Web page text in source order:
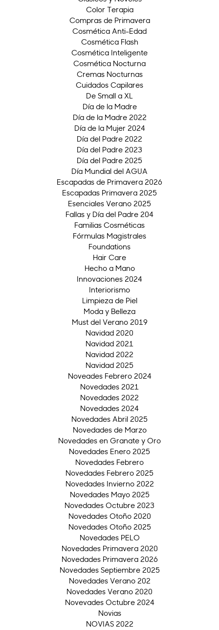
Color Terapia
Compras de Primavera
Cosmética Anti-Edad
Cosmética Flash
Cosmética Inteligente
Cosmética Nocturna
Cremas Nocturnas
Cuidados Capilares
De Small a XL
Día de la Madre
Día de la Madre 2022
Día de la Mujer 2024
Día del Padre 2022
Día del Padre 2023
Día del Padre 2025
Día Mundial del AGUA
Escapadas de Primavera 2026
Escapadas Primavera 2025
Esenciales Verano 2025
Fallas y Día del Padre 204
Familias Cosméticas
Fórmulas Magistrales
Foundations
Hair Care
Hecho a Mano
Innovaciones 2024
Interiorismo
Limpieza de Piel
Moda y Belleza
Must del Verano 2019
Navidad 2020
Navidad 2021
Navidad 2022
Navidad 2025
Noveades Febrero 2024
Novedades 2021
Novedades 2022
Novedades 2024
Novedades Abril 2025
Novedades de Marzo
Novedades en Granate y Oro
Novedades Enero 2025
Novedades Febrero
Novedades Febrero 2025
Novedades Invierno 2022
Novedades Mayo 2025
Novedades Octubre 2023
Novedades Otoño 2020
Novedades Otoño 2025
Novedades PELO
Novedades Primavera 2020
Novedades Primavera 2026
Novedades Septiembre 2025
Novedades Verano 202
Novedades Verano 2020
Novevades Octubre 2024
Novias
NOVIAS 2022